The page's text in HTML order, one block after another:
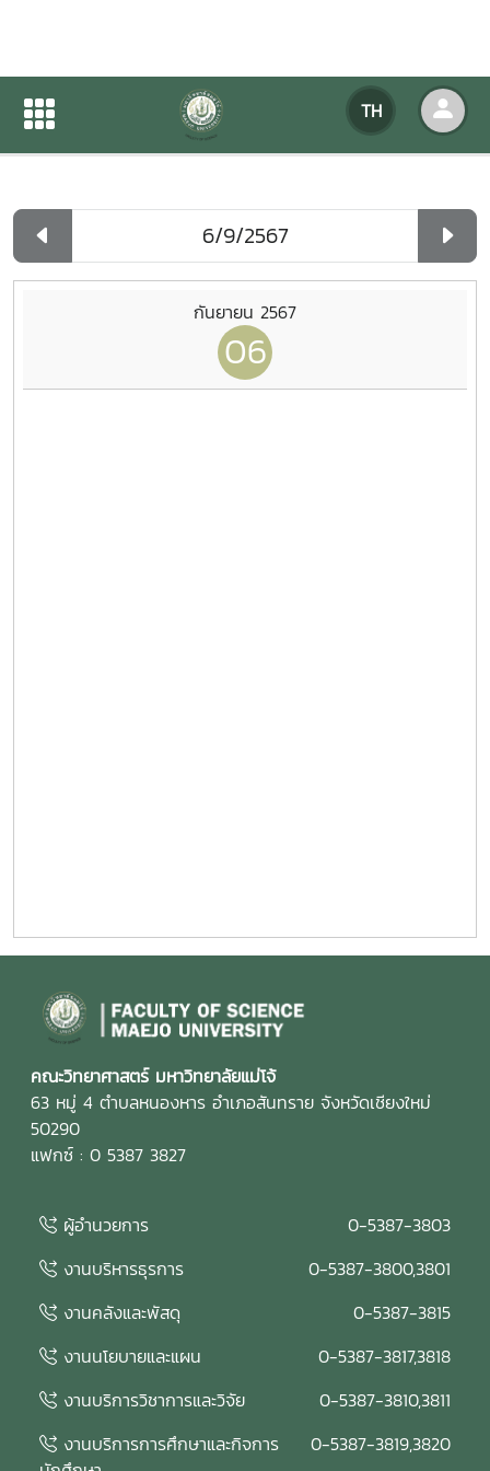
TH
ปฏิทินกิจกรรมของหน่วยงาน
ปฏิทินกิจกรรมของหน่วยงาน
กันยายน 2567
06
คณะวิทยาศาสตร์ มหาวิทยาลัยแม่โจ้
63 หมู่ 4 ตำบลหนองหาร อำเภอสันทราย จังหวัดเชียงใหม่
50290
แฟกซ์ : 0 5387 3827
ผู้อำนวยการ
0-5387-3803
งานบริหารธุรการ
0-5387-3800,3801
งานคลังและพัสดุ
0-5387-3815
งานนโยบายและแผน
0-5387-3817,3818
งานบริการวิชาการและวิจัย
0-5387-3810,3811
งานบริการการศึกษาและกิจการ
0-5387-3819,3820